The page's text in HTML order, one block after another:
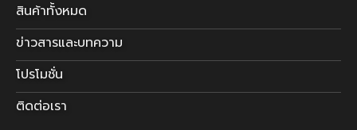
สินค้าทั้งหมด
ข่าวสารและบทความ
โปรโมชั่น
ติดต่อเรา